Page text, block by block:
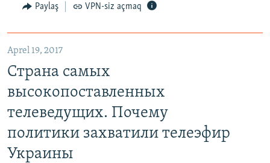
Paylaş VPN-siz açmaq
Aprel 19, 2017
Страна самых
высокопоставленных
телеведущих. Почему
политики захватили телеэфир
Украины